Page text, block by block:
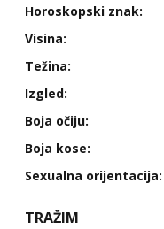
Horoskopski znak:
Visina:
Težina:
Izgled:
Boja očiju:
Boja kose:
Sexualna orijentacija:
TRAŽIM